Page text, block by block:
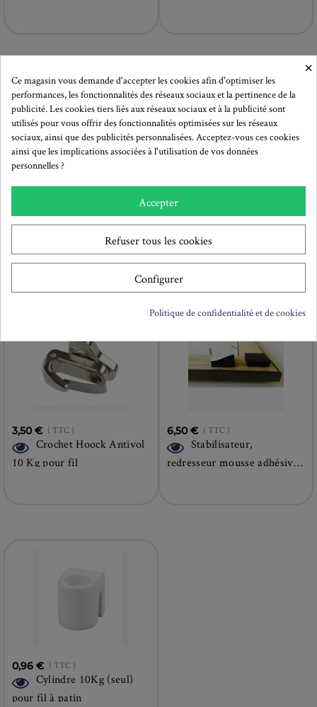
Crochet ZIPPER 15 Kg
pour cimaise
SECURITE 15 Kg pour fil
3,50 € ( TTC )
Crochet Hoock Antivol
10 Kg pour fil
6,50 € ( TTC )
Stabilisateur,
redresseur mousse adhésive
0,96 € ( TTC )
Cylindre 10Kg (seul)
pour fil à patin
×
Ce magasin vous demande d'accepter les cookies afin d'optimiser les
performances, les fonctionnalités des réseaux sociaux et la pertinence de la
publicité. Les cookies tiers liés aux réseaux sociaux et à la publicité sont
utilisés pour vous offrir des fonctionnalités optimisées sur les réseaux
sociaux, ainsi que des publicités personnalisées. Acceptez-vous ces cookies
ainsi que les implications associées à l'utilisation de vos données
personnelles ?
Accepter
Refuser tous les cookies
Configurer
Politique de confidentialité et de cookies